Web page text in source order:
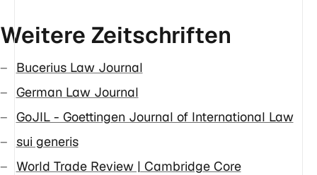
Weitere Zeitschriften
Bucerius Law Journal
German Law Journal
GoJIL - Goettingen Journal of International Law
sui generis
World Trade Review | Cambridge Core